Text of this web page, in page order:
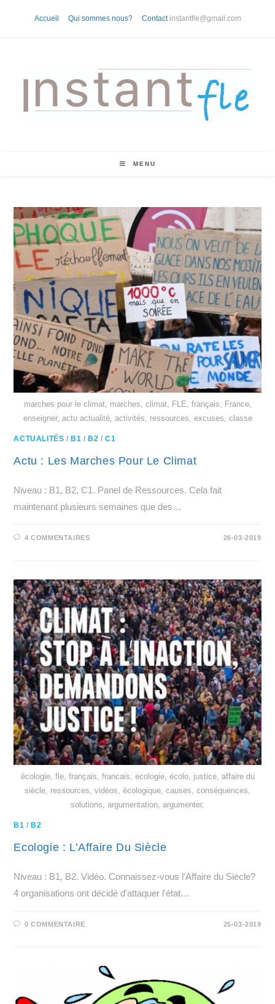
Accueil Qui sommes nous? Contact instantfle@gmail.com
MENU
marches pour le climat, marches, climat, FLE, français, France,
enseigner, actu actualité, activités, ressources, excuses, classe
ACTUALITÉS /B1 /B2 /C1
Actu : Les Marches Pour Le Climat
Niveau : B1, B2, C1. Panel de Ressources. Cela fait
maintenant plusieurs semaines que des…
4 COMMENTAIRES 26-03-2019
écologie, fle, français, francais, ecologie, écolo, justice, affaire du
siècle, ressources, vidéos, écologique, causes, conséquences,
solutions, argumentation, argumenter,
B1 /B2
Ecologie : L’Affaire Du Siècle
Niveau : B1, B2. Vidéo. Connaissez-vous l'Affaire du Siècle?
4 organisations ont décidé d'attaquer l'état…
0 COMMENTAIRE 25-03-2019